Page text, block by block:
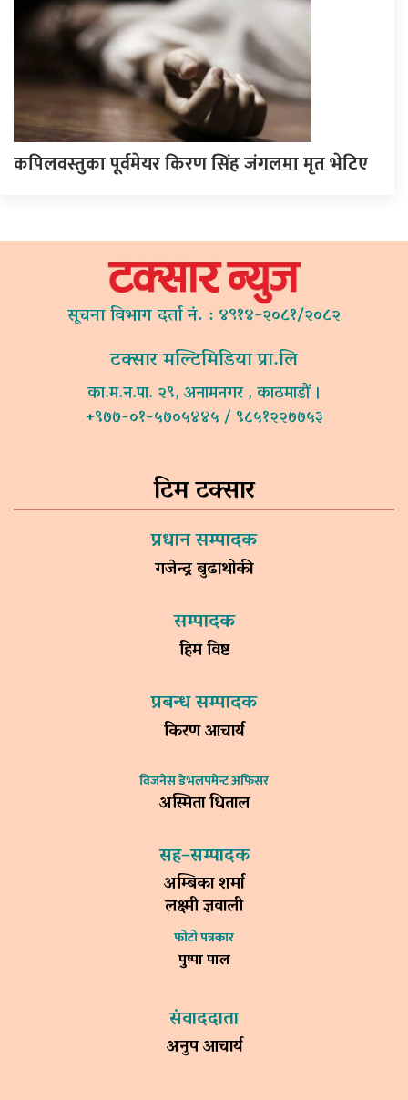
कपिलवस्तुका पूर्वमेयर किरण सिंह जंगलमा मृत भेटिए
सूचना विभाग दर्ता नं. : ४९१४-२०८१/२०८२
टक्सार मल्टिमिडिया प्रा.लि
का.म.न.पा. २९, अनामनगर , काठमाडौं ।
+९७७-०१-५७०५४४५ / ९८५१२२७७५३
टिम टक्सार
प्रधान सम्पादक
गजेन्द्र बुढाथोकी
सम्पादक
हिम विष्ट
प्रबन्ध सम्पादक
किरण आचार्य
विजनेस डेभलपमेन्ट अफिसर
अस्मिता धिताल
सह–सम्पादक
अम्बिका शर्मा
लक्ष्मी ज्ञवाली
फोटो पत्रकार
पुष्पा पाल
संवाददाता
अनुप आचार्य